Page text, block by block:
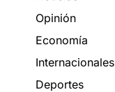
Opinión
Economía
Internacionales
Deportes